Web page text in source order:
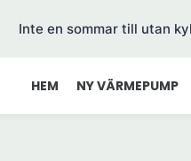
Inte en sommar till utan
HEM NY VÄRMEPUMP